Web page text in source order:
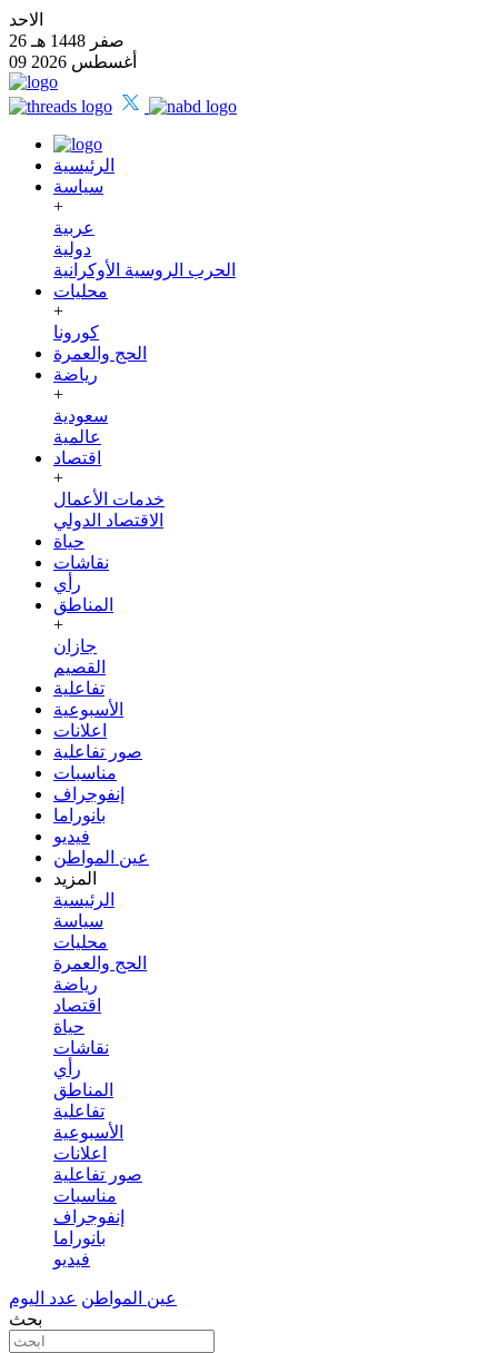
الاحد
26 صفر 1448 هـ
09 أغسطس 2026
الرئيسية
سياسة
+
عربية
دولية
الحرب الروسية الأوكرانية
محليات
+
كورونا
الحج والعمرة
رياضة
+
سعودية
عالمية
اقتصاد
+
خدمات الأعمال
الاقتصاد الدولي
حياة
نقاشات
رأي
المناطق
+
جازان
القصيم
تفاعلية
الأسبوعية
اعلانات
صور تفاعلية
مناسبات
إنفوجراف
بانوراما
فيديو
عين المواطن
المزيد
الرئيسية
سياسة
محليات
الحج والعمرة
رياضة
اقتصاد
حياة
نقاشات
رأي
المناطق
تفاعلية
الأسبوعية
اعلانات
صور تفاعلية
مناسبات
إنفوجراف
بانوراما
فيديو
عين المواطن عدد اليوم
بحث